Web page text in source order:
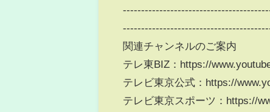
関連チャンネルのご案内
テレ東BIZ：https://
テレビ東京公式：https://
テレビ東京スポーツ：https://